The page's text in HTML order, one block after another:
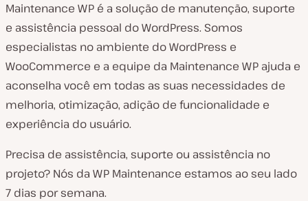
Maintenance WP é a solução de manutenção, suporte
e assistência pessoal do WordPress. Somos
especialistas no ambiente do WordPress e
WooCommerce e a equipe da Maintenance WP ajuda e
aconselha você em todas as suas necessidades de
melhoria, otimização, adição de funcionalidade e
experiência do usuário.
Precisa de assistência, suporte ou assistência no
projeto? Nós da WP Maintenance estamos ao seu lado
7 dias por semana.